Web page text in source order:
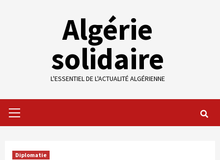
Algérie
solidaire
L'ESSENTIEL DE L'ACTUALITÉ ALGÉRIENNE
Menu
Diplomatie